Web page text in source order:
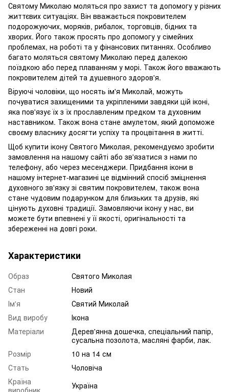
Святому Миколаю моляться про захист та допомогу у різних
життєвих ситуаціях. Він вважається покровителем
подорожуючих, моряків, рибалок, торговців, бідних та
хворих. Його також просять про допомогу у сімейних
проблемах, на роботі та у фінансових питаннях. Особливо
багато моляться святому Миколаю перед далекою
поїздкою або перед плаванням у морі. Також його вважають
покровителем дітей та душевного здоров'я.
Віруючі чоловіки, що носять ім'я Миколай, можуть
почуватися захищеними та укріпленими завдяки цій іконі,
яка пов'язує їх з їх прославленим предком та духовним
наставником. Також вона стане амулетом, який допоможе
своєму власнику досягти успіху та процвітання в житті.
Щоб купити ікону Святого Миколая, рекомендуємо зробити
замовлення на нашому сайті або зв'язатися з нами по
телефону, або через месенджери. Придбання ікони в
нашому інтернет-магазині це відмінний спосіб зміцнення
духовного зв'язку зі святим покровителем, також вона
стане чудовим подарунком для близьких та друзів, які
цінують духовні традиції. Замовляючи ікону у нас, ви
можете бути впевнені у її якості, оригінальності та
збереженні на довгі роки.
Характеристики
Образ
Святого Миколая
Стан
Новий
Ім'я
Святий Миколай
Вид виробу
Ікона
Матеріали
Дерев'янна дошечка, спеціальний папір,
сусальна позолота, масляні фарби, лак.
Розмір
10 на 14 см
Стать
Чоловіча
Країна
Україна